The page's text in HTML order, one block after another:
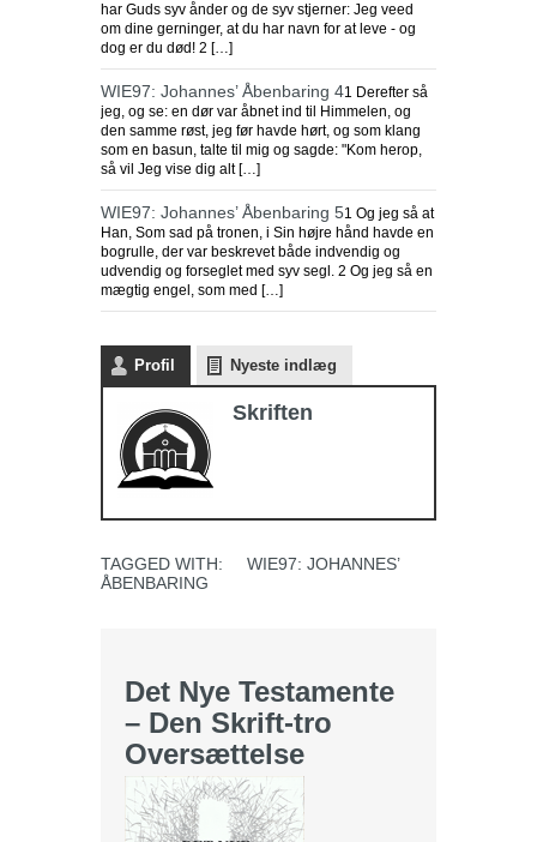
har Guds syv ånder og de syv stjerner: Jeg veed
om dine gerninger, at du har navn for at leve - og
dog er du død! 2 […]
WIE97: Johannes’ Åbenbaring 41 Derefter så
jeg, og se: en dør var åbnet ind til Himmelen, og
den samme røst, jeg før havde hørt, og som klang
som en basun, talte til mig og sagde: "Kom herop,
så vil Jeg vise dig alt […]
WIE97: Johannes’ Åbenbaring 51 Og jeg så at
Han, Som sad på tronen, i Sin højre hånd havde en
bogrulle, der var beskrevet både indvendig og
udvendig og forseglet med syv segl. 2 Og jeg så en
mægtig engel, som med […]
Profil Nyeste indlæg
Skriften
TAGGED WITH:
WIE97: JOHANNES’
ÅBENBARING
Det Nye Testamente
– Den Skrift-tro
Oversættelse